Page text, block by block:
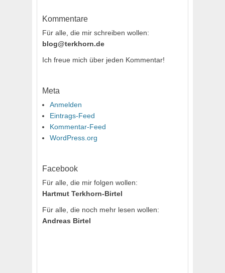
Kommentare
Für alle, die mir schreiben wollen:
blog@terkhorn.de
Ich freue mich über jeden Kommentar!
Meta
Anmelden
Eintrags-Feed
Kommentar-Feed
WordPress.org
Facebook
Für alle, die mir folgen wollen:
Hartmut Terkhorn-Birtel
Für alle, die noch mehr lesen wollen:
Andreas Birtel